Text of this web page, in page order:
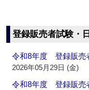
登録販売者試験・
令和8年度 登録販
2026年05月29日 (金)
令和8年度 登録販